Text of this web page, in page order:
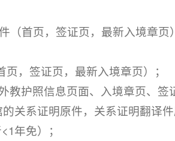
（首页，签证页，最新入境章页
，签证页，最新入境章页）；
教护照信息页面、入境章页、签
关系证明原件，关系证明翻译
年免）；